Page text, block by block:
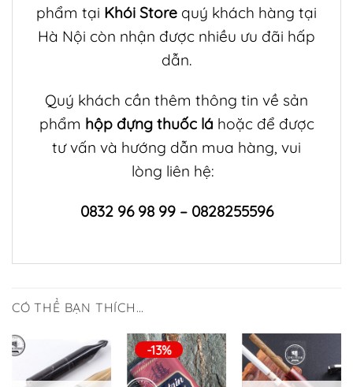
phẩm tại Khói Store quý khách hàng tại
Hà Nội còn nhận được nhiều ưu đãi hấp
dẫn.
Quý khách cần thêm thông tin về sản
phẩm hộp đựng thuốc lá hoặc để được
tư vấn và hướng dẫn mua hàng, vui
lòng liên hệ:
0832 96 98 99 – 0828255596
CÓ THỂ BẠN THÍCH…
-13%